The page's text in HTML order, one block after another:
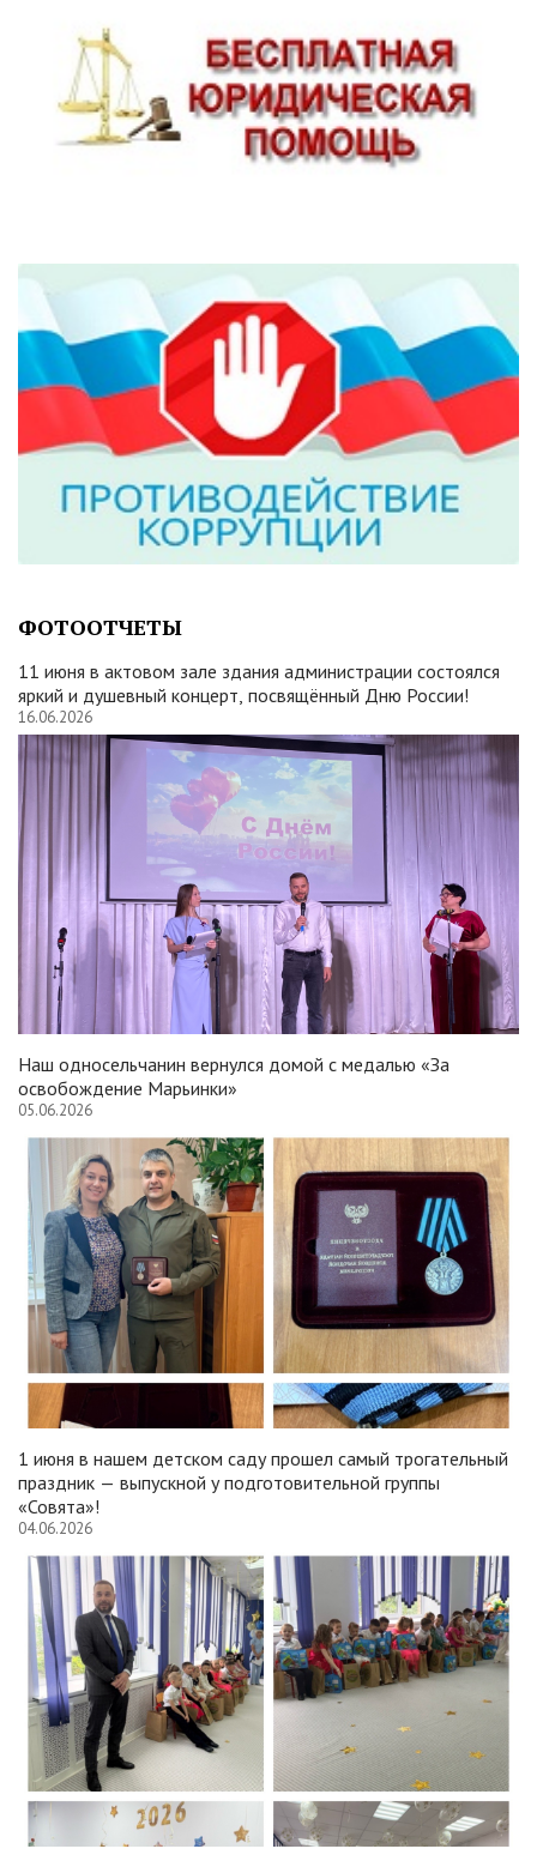
ФОТООТЧЕТЫ
11 июня в актовом зале здания администрации состоялся
яркий и душевный концерт, посвящённый Дню России!
16.06.2026
Наш односельчанин вернулся домой с медалью «За
освобождение Марьинки»
05.06.2026
1 июня в нашем детском саду прошел самый трогательный
праздник — выпускной у подготовительной группы
«Совята»!
04.06.2026